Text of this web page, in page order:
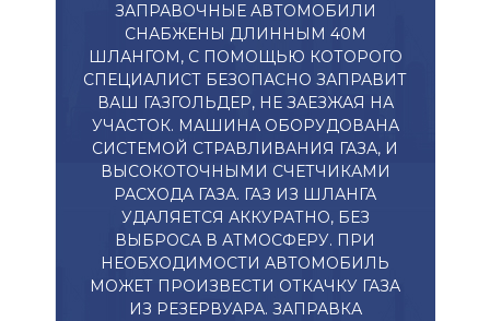
ЗАПРАВОЧНЫЕ АВТОМОБИЛИ
СНАБЖЕНЫ ДЛИННЫМ 40М
ШЛАНГОМ, С ПОМОЩЬЮ КОТОРОГО
СПЕЦИАЛИСТ БЕЗОПАСНО ЗАПРАВИТ
ВАШ ГАЗГОЛЬДЕР, НЕ ЗАЕЗЖАЯ НА
УЧАСТОК. МАШИНА ОБОРУДОВАНА
СИСТЕМОЙ СТРАВЛИВАНИЯ ГАЗА, И
ВЫСОКОТОЧНЫМИ СЧЕТЧИКАМИ
РАСХОДА ГАЗА. ГАЗ ИЗ ШЛАНГА
УДАЛЯЕТСЯ АККУРАТНО, БЕЗ
ВЫБРОСА В АТМОСФЕРУ. ПРИ
НЕОБХОДИМОСТИ АВТОМОБИЛЬ
МОЖЕТ ПРОИЗВЕСТИ ОТКАЧКУ ГАЗА
ИЗ РЕЗЕРВУАРА. ЗАПРАВКА